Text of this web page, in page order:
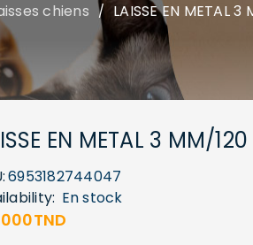
chiens / LAISSE EN METAL 3
EN METAL 3 MM/120
6953182744047
En stock
TND